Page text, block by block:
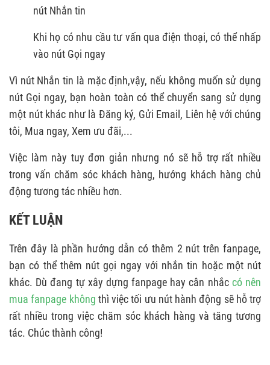
nút Nhắn tin
Khi họ có nhu cầu tư vấn qua điện thoại, có thể nhấp
vào nút Gọi ngay
Vì nút Nhắn tin là mặc định,vậy, nếu không muốn sử dụng
nút Gọi ngay, bạn hoàn toàn có thể chuyển sang sử dụng
một nút khác như là Đăng ký, Gửi Email, Liên hệ với chúng
tôi, Mua ngay, Xem ưu đãi,...
Việc làm này tuy đơn giản nhưng nó sẽ hỗ trợ rất nhiều
trong vấn chăm sóc khách hàng, hướng khách hàng chủ
động tương tác nhiều hơn.
KẾT LUẬN
Trên đây là phần hướng dẫn có thêm 2 nút trên fanpage,
bạn có thể thêm nút gọi ngay với nhắn tin hoặc một nút
khác. Dù đang tự xây dựng fanpage hay cân nhắc có nên
mua fanpage không thì việc tối ưu nút hành động sẽ hỗ trợ
rất nhiều trong việc chăm sóc khách hàng và tăng tương
tác. Chúc thành công!